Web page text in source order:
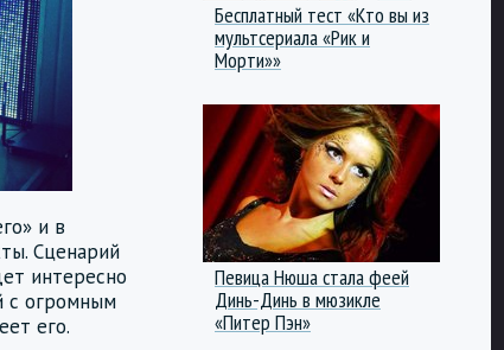
и в
Сценарий
интересно
с огромным
его.
Бесплатный тест «Кто вы из
мультсериала «Рик и
Морти»»
Певица Нюша стала феей
Динь-Динь в мюзикле
«Питер Пэн»